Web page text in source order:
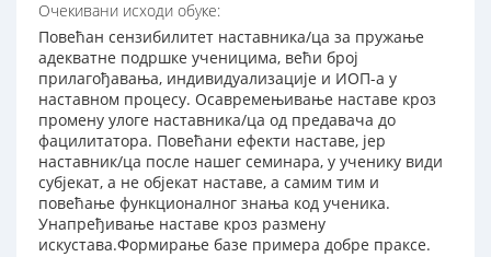
Очекивани исходи обуке:
Повећан сензибилитет наставника/ца за пружање
адекватне подршке ученицима, већи број
прилагођавања, индивидуализације и ИОП-а у
наставном процесу. Осавремењивање наставе кроз
промену улоге наставника/ца од предавача до
фацилитатора. Повећани ефекти наставе, јер
наставник/ца после нашег семинара, у ученику види
субјекат, а не објекат наставе, а самим тим и
повећање функционалног знања код ученика.
Унапређивање наставе кроз размену
искустава.Формирање базе примера добре праксе.